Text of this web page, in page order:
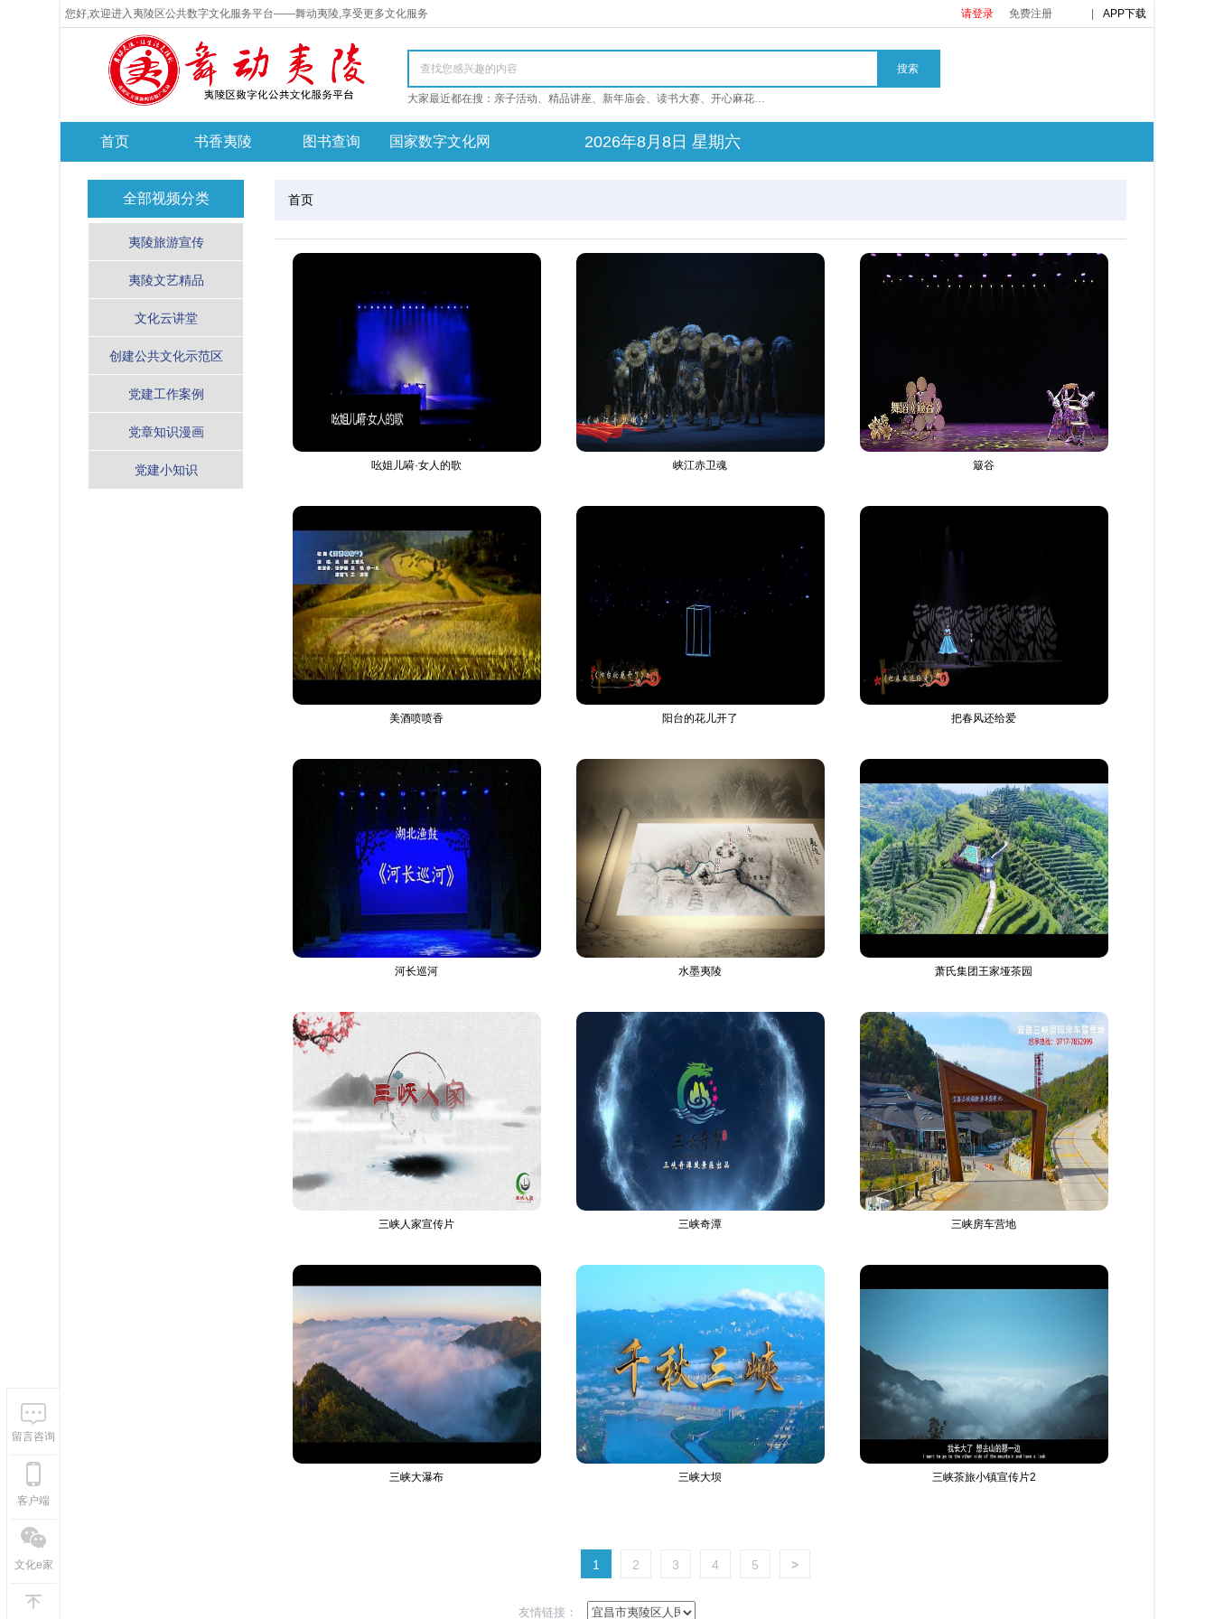
您好,欢迎进入夷陵区公共数字文化服务平台——舞动夷陵,享受更多文化服务 请登录 免费注册 APP下载
搜索
大家最近都在搜：亲子活动、精品讲座、新年庙会、读书大赛、开心麻花开心麻花开心麻花
首页 书香夷陵 图书查询 国家数字文化网 2026年8月8日 星期六
全部视频分类
夷陵旅游宣传
夷陵文艺精品
文化云讲堂
创建公共文化示范区
党建工作案例
党章知识漫画
党建小知识
首页
吆姐儿嗬·女人的歌 峡江赤卫魂 簸谷
美酒喷喷香 阳台的花儿开了 把春风还给爱
河长巡河 水墨夷陵 萧氏集团王家垭茶园
三峡人家宣传片 三峡奇潭 三峡房车营地
三峡大瀑布 三峡大坝 三峡茶旅小镇宣传片2
1 2 3 4 5 >
友情链接：
留言咨询
客户端
文化e家